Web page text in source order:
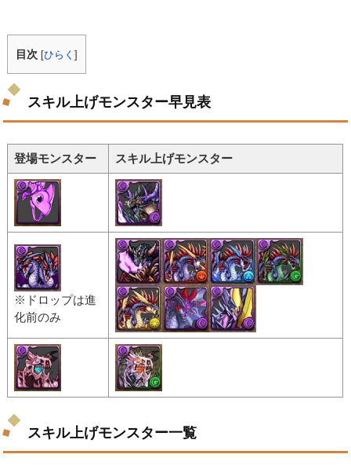
目次 [ひらく]
スキル上げモンスター早見表
登場モンスター スキル上げモンスター
※ドロップは進
化前のみ
スキル上げモンスター一覧